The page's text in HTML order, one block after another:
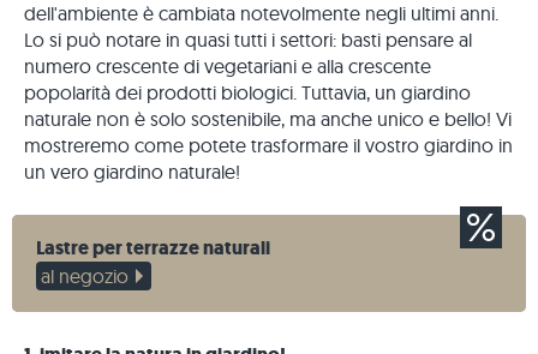
dell'ambiente è cambiata notevolmente negli ultimi anni.
Lo si può notare in quasi tutti i settori: basti pensare al
numero crescente di vegetariani e alla crescente
popolarità dei prodotti biologici. Tuttavia, un giardino
naturale non è solo sostenibile, ma anche unico e bello! Vi
mostreremo come potete trasformare il vostro giardino in
un vero giardino naturale!
Lastre per terrazze naturali
al negozio